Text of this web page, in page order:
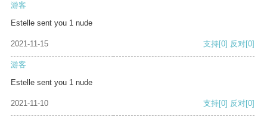
游客
Estelle sent you 1 nude
2021-11-15 支持[0] 反对[0]
游客
Estelle sent you 1 nude
2021-11-10 支持[0] 反对[0]